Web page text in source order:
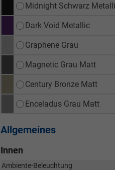
Midnight Schwarz
Dark Void Metallic
Graphene Grau
Magnetic Grau Matt
Century Bronze Matt
Enceladus Grau Matt
Allgemeines
Innen
Ambiente-Beleuchtung